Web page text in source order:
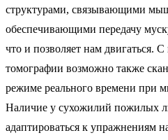
структурами, связывающими
обеспечивающими передачу
что и позволяет нам двигаться.
томографии возможно также
режиме реального времени при
Наличие у сухожилий пожилых
адаптироваться к упражнениям